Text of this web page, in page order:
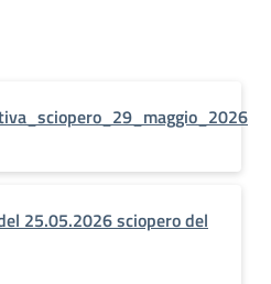
25.05.2026 sciopero del